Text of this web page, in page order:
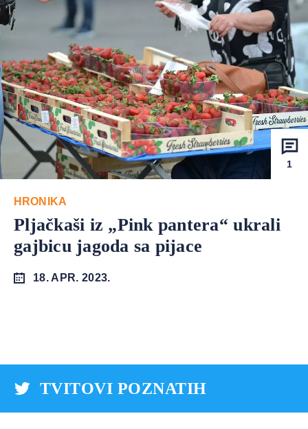
1
HRONIKA
Pljačkaši iz „Pink pantera“ ukrali
gajbicu jagoda sa pijace
18. APR. 2023.
TVITOVI POZNATIH